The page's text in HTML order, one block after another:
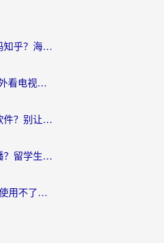
国外可以看央视影音吗知乎？海外党亲测有效的回国加速方案
海外党必看：选对“海外看电视剧软件”，再也不用愁国内剧刷不了
国外如何听国内音乐软件？别让地域限制，断了你的中文歌单
海外哪里能看奥运直播？留学生&海外华人必看的体育赛事观赛终极指南
12123交管在国外怎么使用不了？海外华人必看的无缝访问国内资源指南